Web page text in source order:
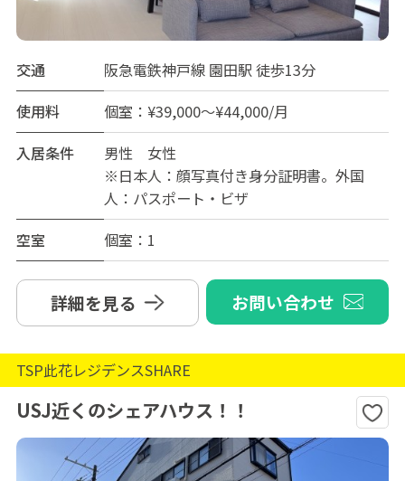
交通
阪急電鉄神戸線 園田駅 徒歩13分
使用料
個室：¥39,000～¥44,000/月
入居条件
男性 女性
※日本人：顔写真付き身分証明書。外国
人：パスポート・ビザ
空室
個室：1
詳細を見る お問い合わせ
TSP此花レジデンスSHARE
USJ近くのシェアハウス！！